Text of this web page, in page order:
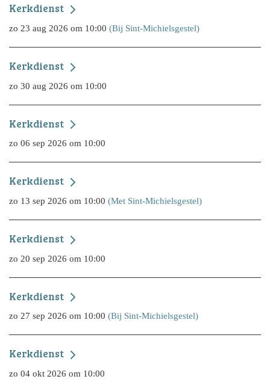
Kerkdienst
zo 23 aug 2026 om 10:00 (Bij Sint-Michielsgestel)
Kerkdienst
zo 30 aug 2026 om 10:00
Kerkdienst
zo 06 sep 2026 om 10:00
Kerkdienst
zo 13 sep 2026 om 10:00 (Met Sint-Michielsgestel)
Kerkdienst
zo 20 sep 2026 om 10:00
Kerkdienst
zo 27 sep 2026 om 10:00 (Bij Sint-Michielsgestel)
Kerkdienst
zo 04 okt 2026 om 10:00